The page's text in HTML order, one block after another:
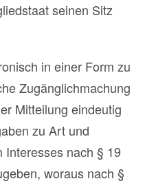
seinen Sitz
in einer Form zu
Zugänglichmachung
Mitteilung eindeutig
zu Art und
Interesses nach § 19
woraus nach §